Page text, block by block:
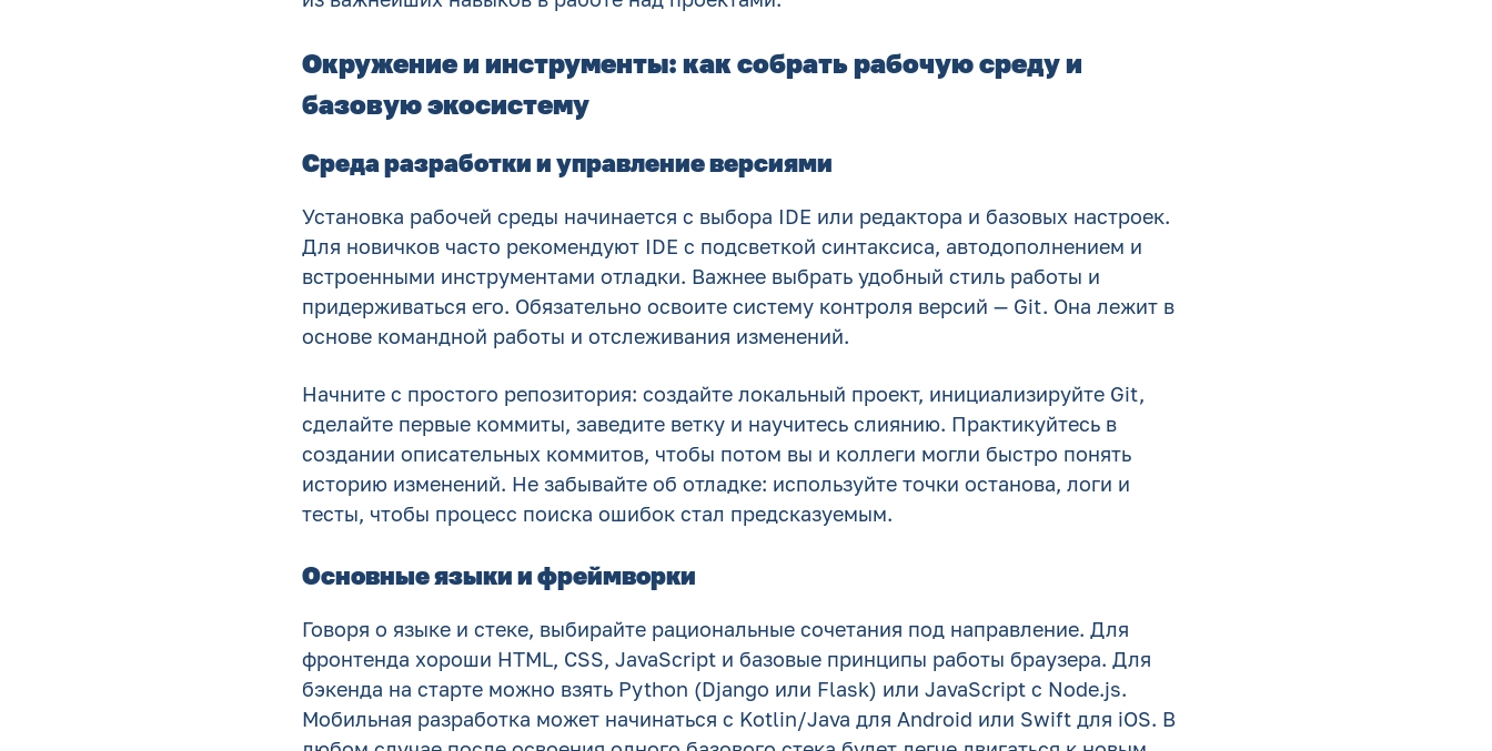
Окружение и инструменты: как собрать рабочую среду и
базовую экосистему
Среда разработки и управление версиями
Установка рабочей среды начинается с выбора IDE или редактора и базовых настроек.
Для новичков часто рекомендуют IDE с подсветкой синтаксиса, автодополнением и
встроенными инструментами отладки. Важнее выбрать удобный стиль работы и
придерживаться его. Обязательно освоите систему контроля версий — Git. Она лежит в
основе командной работы и отслеживания изменений.
Начните с простого репозитория: создайте локальный проект, инициализируйте Git,
сделайте первые коммиты, заведите ветку и научитесь слиянию. Практикуйтесь в
создании описательных коммитов, чтобы потом вы и коллеги могли быстро понять
историю изменений. Не забывайте об отладке: используйте точки останова, логи и
тесты, чтобы процесс поиска ошибок стал предсказуемым.
Основные языки и фреймворки
Говоря о языке и стекe, выбирайте рациональные сочетания под направление. Для
фронтенда хороши HTML, CSS, JavaScript и базовые принципы работы браузера. Для
бэкенда на старте можно взять Python (Django или Flask) или JavaScript с Node.js.
Мобильная разработка может начинаться с Kotlin/Java для Android или Swift для iOS. В